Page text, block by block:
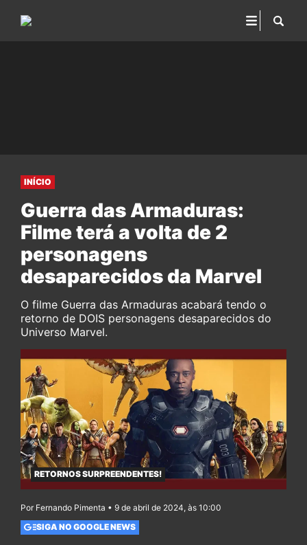
INÍCIO
Guerra das Armaduras:
Filme terá a volta de 2
personagens
desaparecidos da Marvel
O filme Guerra das Armaduras acabará tendo o
retorno de DOIS personagens desaparecidos do
Universo Marvel.
RETORNOS SURPREENDENTES!
Por Fernando Pimenta • 9 de abril de 2024, às 10:00
SIGA NO GOOGLE NEWS